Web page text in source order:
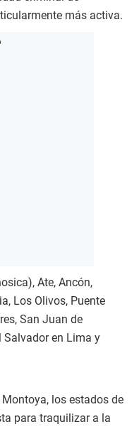
más activa.
Ate, Ancón,
Los Olivos, Puente
San Juan de
Salvador en Lima y
los estados de
para traquilizar a la